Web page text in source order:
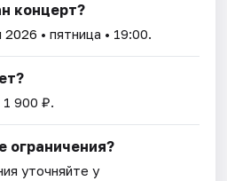
концерт?
2026 • пятница • 19:00.
900 ₽.
ограничения?
уточняйте у